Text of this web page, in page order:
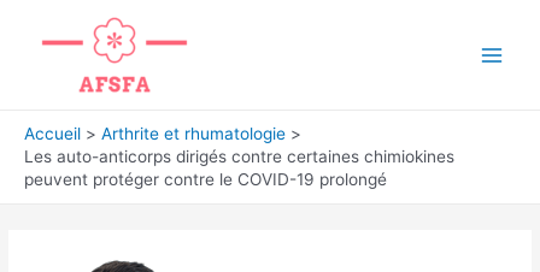
Accueil
Arthrite et rhumatologie
Les auto-anticorps dirigés contre certaines chimiokines
peuvent protéger contre le COVID-19 prolongé